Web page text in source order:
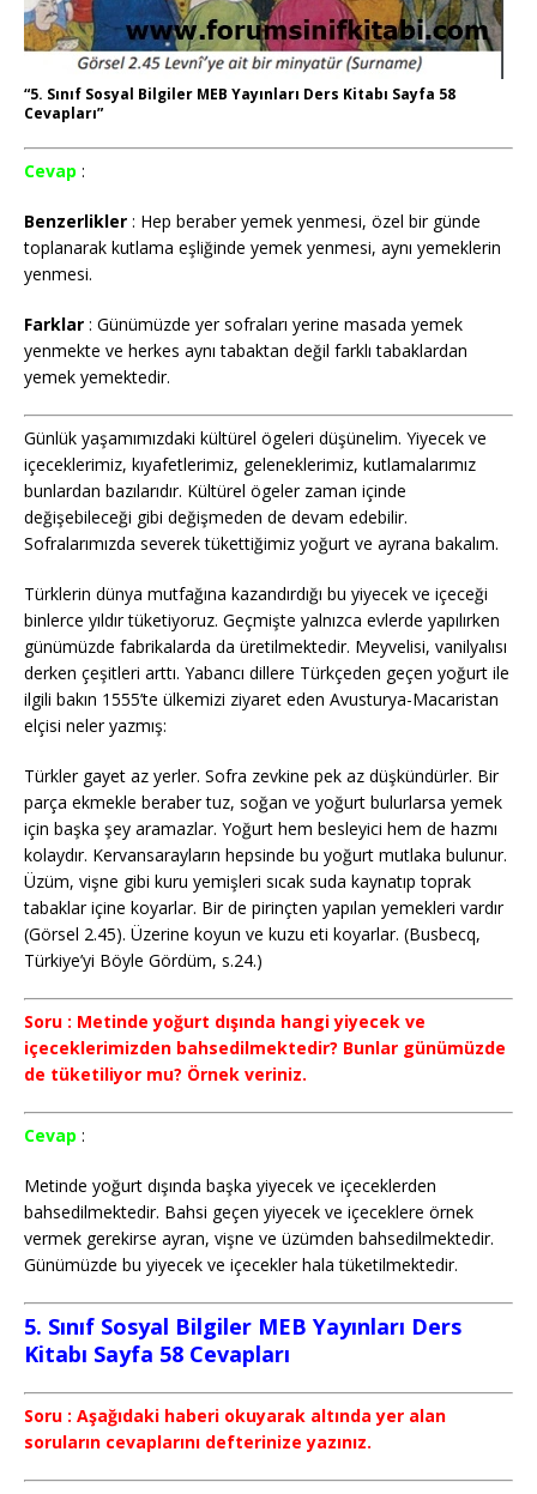
“5. Sınıf Sosyal Bilgiler MEB Yayınları Ders Kitabı Sayfa 58
Cevapları”
Cevap :
Benzerlikler : Hep beraber yemek yenmesi, özel bir günde
toplanarak kutlama eşliğinde yemek yenmesi, aynı yemeklerin
yenmesi.
Farklar : Günümüzde yer sofraları yerine masada yemek
yenmekte ve herkes aynı tabaktan değil farklı tabaklardan
yemek yemektedir.
Günlük yaşamımızdaki kültürel ögeleri düşünelim. Yiyecek ve
içeceklerimiz, kıyafetlerimiz, geleneklerimiz, kutlamalarımız
bunlardan bazılarıdır. Kültürel ögeler zaman içinde
değişebileceği gibi değişmeden de devam edebilir.
Sofralarımızda severek tükettiğimiz yoğurt ve ayrana bakalım.
Türklerin dünya mutfağına kazandırdığı bu yiyecek ve içeceği
binlerce yıldır tüketiyoruz. Geçmişte yalnızca evlerde yapılırken
günümüzde fabrikalarda da üretilmektedir. Meyvelisi, vanilyalısı
derken çeşitleri arttı. Yabancı dillere Türkçeden geçen yoğurt ile
ilgili bakın 1555’te ülkemizi ziyaret eden Avusturya-Macaristan
elçisi neler yazmış:
Türkler gayet az yerler. Sofra zevkine pek az düşkündürler. Bir
parça ekmekle beraber tuz, soğan ve yoğurt bulurlarsa yemek
için başka şey aramazlar. Yoğurt hem besleyici hem de hazmı
kolaydır. Kervansarayların hepsinde bu yoğurt mutlaka bulunur.
Üzüm, vişne gibi kuru yemişleri sıcak suda kaynatıp toprak
tabaklar içine koyarlar. Bir de pirinçten yapılan yemekleri vardır
(Görsel 2.45). Üzerine koyun ve kuzu eti koyarlar. (Busbecq,
Türkiye’yi Böyle Gördüm, s.24.)
Soru : Metinde yoğurt dışında hangi yiyecek ve
içeceklerimizden bahsedilmektedir? Bunlar günümüzde
de tüketiliyor mu? Örnek veriniz.
Cevap :
Metinde yoğurt dışında başka yiyecek ve içeceklerden
bahsedilmektedir. Bahsi geçen yiyecek ve içeceklere örnek
vermek gerekirse ayran, vişne ve üzümden bahsedilmektedir.
Günümüzde bu yiyecek ve içecekler hala tüketilmektedir.
5. Sınıf Sosyal Bilgiler MEB Yayınları Ders
Kitabı Sayfa 58 Cevapları
Soru : Aşağıdaki haberi okuyarak altında yer alan
soruların cevaplarını defterinize yazınız.